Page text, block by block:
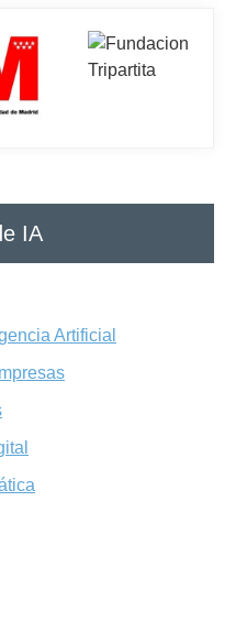
IA
Artificial